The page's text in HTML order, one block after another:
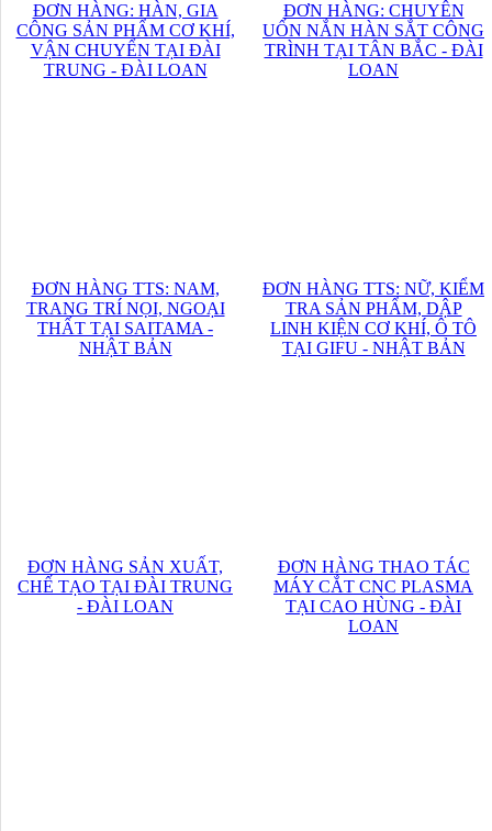
ĐƠN HÀNG: HÀN, GIA
CÔNG SẢN PHẨM CƠ KHÍ,
VẬN CHUYỂN TẠI ĐÀI
TRUNG - ĐÀI LOAN
ĐƠN HÀNG: CHUYÊN
UỐN NẮN HÀN SẮT CÔNG
TRÌNH TẠI TÂN BẮC - ĐÀI
LOAN
ĐƠN HÀNG TTS: NAM,
TRANG TRÍ NỌI, NGOẠI
THẤT TẠI SAITAMA -
NHẬT BẢN
ĐƠN HÀNG TTS: NỮ, KIỂM
TRA SẢN PHẨM, DẬP
LINH KIỆN CƠ KHÍ, Ô TÔ
TẠI GIFU - NHẬT BẢN
ĐƠN HÀNG SẢN XUẤT,
CHẾ TẠO TẠI ĐÀI TRUNG
- ĐÀI LOAN
ĐƠN HÀNG THAO TÁC
MÁY CẮT CNC PLASMA
TẠI CAO HÙNG - ĐÀI
LOAN